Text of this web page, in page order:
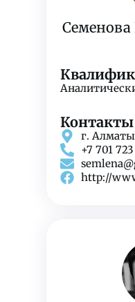
Семенова
Контакты
г. Алматы
+7 701
http://